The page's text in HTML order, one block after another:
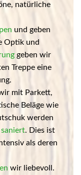
natürliche
und geben
Optik und
geben wir
Treppe eine
mit Parkett,
Beläge wie
werden
saniert. Dies ist
als deren
wir liebevoll.